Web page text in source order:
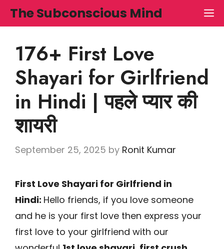
Skip
to
The Subconscious Mind
176+ First Love
Shayari for Girlfriend
in Hindi | पहले प्यार की
शायरी
September 25, 2025 by Ronit Kumar
First Love Shayari for Girlfriend in
Hindi: Hello friends, if you love someone
and he is your first love then express your
first love to your girlfriend with our